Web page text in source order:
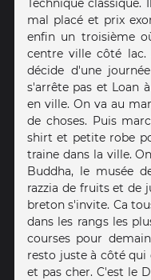
Technique
mal placé et prix
enfin un troisième
centre ville côté
décide d'une
s'arrête pas et Loan
en ville. On va au
de choses. Puis
shirt et petite robe
traine dans la ville.
Buddha, le musée
razzia de fruits et de
breton s'invite. Ca
dans les rangs les
courses pour
resto juste à côté
et pas cher. C'est le